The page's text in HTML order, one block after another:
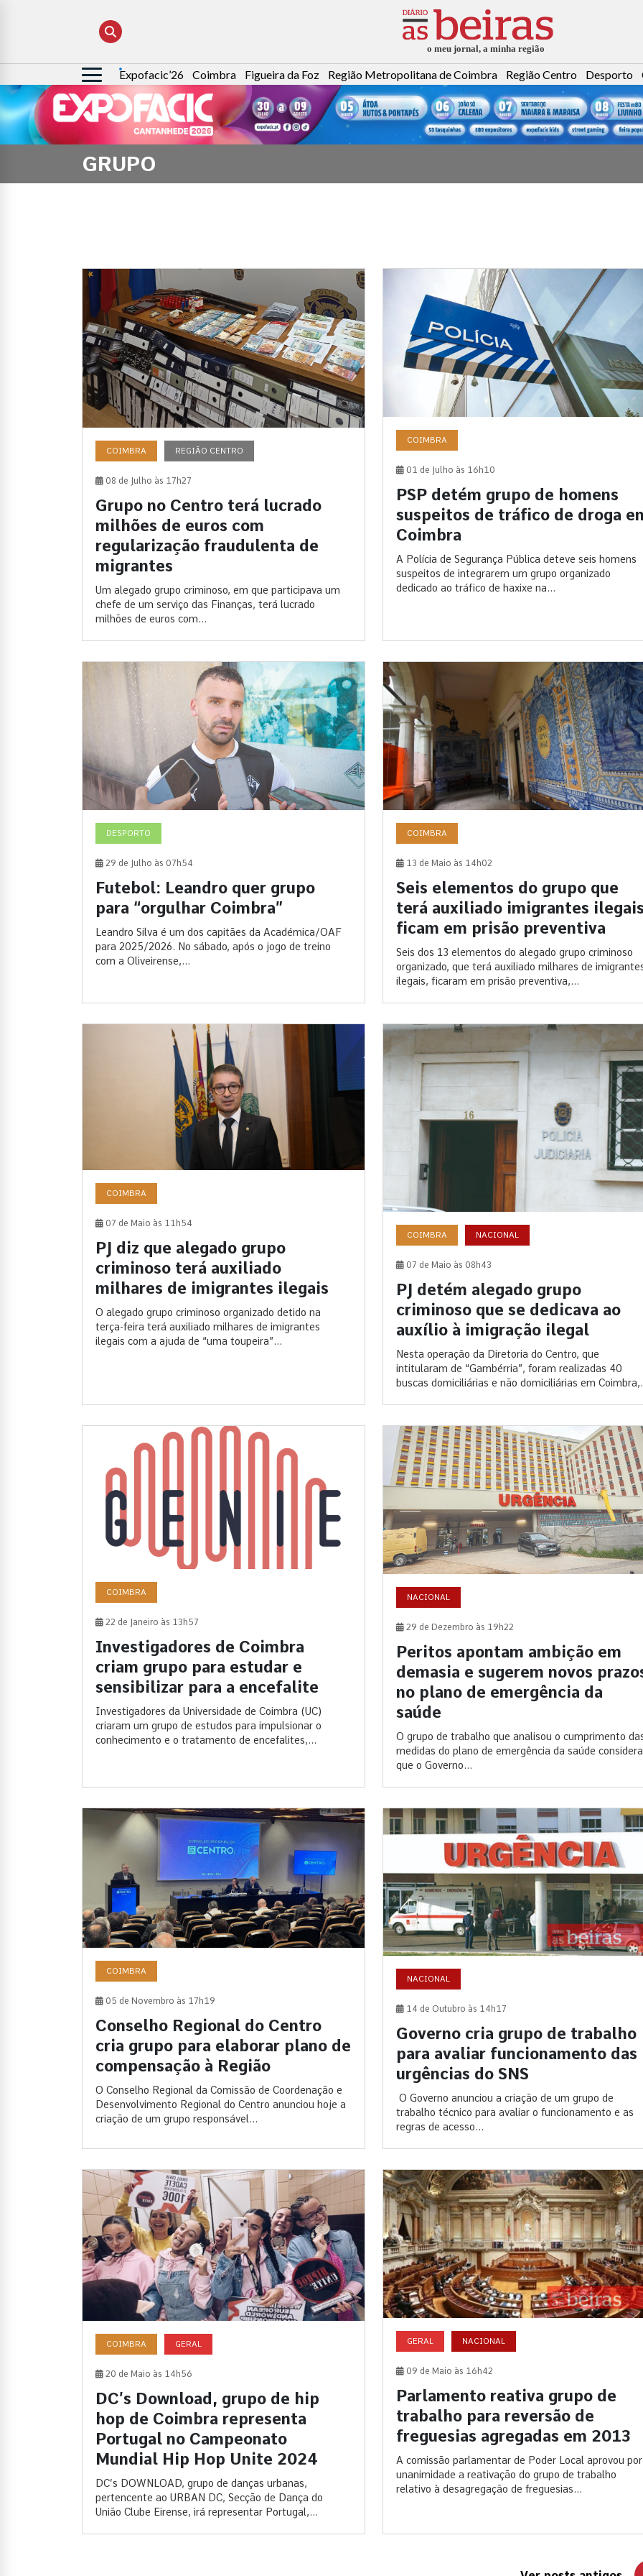
Pesquisar
por:
Expofacic’26 Coimbra Figueira da Foz Região Metropolitana de Coimbra Região Centro Desporto
GRUPO
COIMBRA REGIÃO CENTRO
08 de Julho às 17h27
Grupo no Centro terá lucrado
milhões de euros com
regularização fraudulenta de
migrantes
Um alegado grupo criminoso, em que participava um
chefe de um serviço das Finanças, terá lucrado
milhões de euros com...
COIMBRA
01 de Julho às 16h10
PSP detém grupo de homens
suspeitos de tráfico de droga
Coimbra
A Polícia de Segurança Pública deteve seis homens
suspeitos de integrarem um grupo organizado
dedicado ao tráfico de haxixe na...
DESPORTO
29 de Julho às 07h54
Futebol: Leandro quer grupo
para “orgulhar Coimbra”
Leandro Silva é um dos capitães da Académica/OAF
para 2025/2026. No sábado, após o jogo de treino
com a Oliveirense,...
COIMBRA
13 de Maio às 14h02
Seis elementos do grupo que
terá auxiliado imigrantes
ficam em prisão preventiva
Seis dos 13 elementos do alegado grupo criminoso
organizado, que terá auxiliado milhares de
ilegais, ficaram em prisão preventiva,...
COIMBRA
07 de Maio às 11h54
PJ diz que alegado grupo
criminoso terá auxiliado
milhares de imigrantes ilegais
O alegado grupo criminoso organizado detido na
terça-feira terá auxiliado milhares de imigrantes
ilegais com a ajuda de “uma toupeira”...
COIMBRA NACIONAL
07 de Maio às 08h43
PJ detém alegado grupo
criminoso que se dedicava ao
auxílio à imigração ilegal
Nesta operação da Diretoria do Centro, que
intitularam de “Gambérria”, foram realizadas 40
buscas domiciliárias e não domiciliárias em
COIMBRA
22 de Janeiro às 13h57
Investigadores de Coimbra
criam grupo para estudar e
sensibilizar para a encefalite
Investigadores da Universidade de Coimbra (UC)
criaram um grupo de estudos para impulsionar o
conhecimento e o tratamento de encefalites,...
NACIONAL
29 de Dezembro às 19h22
Peritos apontam ambição em
demasia e sugerem novos
no plano de emergência da
saúde
O grupo de trabalho que analisou o cumprimento
medidas do plano de emergência da saúde considera
que o Governo...
COIMBRA
05 de Novembro às 17h19
Conselho Regional do Centro
cria grupo para elaborar plano de
compensação à Região
O Conselho Regional da Comissão de Coordenação e
Desenvolvimento Regional do Centro anunciou hoje a
criação de um grupo responsável...
NACIONAL
14 de Outubro às 14h17
Governo cria grupo de trabalho
para avaliar funcionamento das
urgências do SNS
O Governo anunciou a criação de um grupo de
trabalho técnico para avaliar o funcionamento e as
regras de acesso...
COIMBRA GERAL
20 de Maio às 14h56
DC’s Download, grupo de hip
hop de Coimbra representa
Portugal no Campeonato
Mundial Hip Hop Unite 2024
DC’s DOWNLOAD, grupo de danças urbanas,
pertencente ao URBAN DC, Secção de Dança do
União Clube Eirense, irá representar Portugal,...
GERAL NACIONAL
09 de Maio às 16h42
Parlamento reativa grupo de
trabalho para reversão de
freguesias agregadas em 2013
A comissão parlamentar de Poder Local aprovou por
unanimidade a reativação do grupo de trabalho
relativo à desagregação de freguesias...